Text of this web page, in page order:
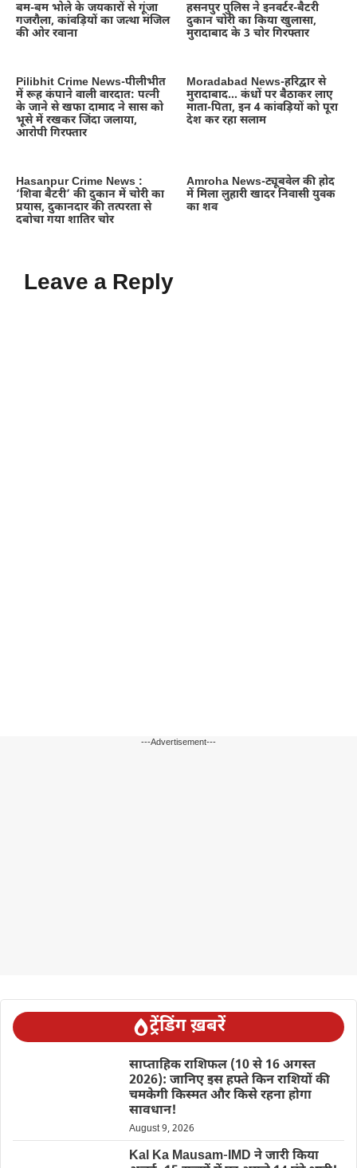
बम-बम भोले के जयकारों से गूंजा
गजरौला, कांवड़ियों का जत्था मंजिल
की ओर रवाना
हसनपुर पुलिस ने इनवर्टर-बैटरी
दुकान चोरी का किया खुलासा,
मुरादाबाद के 3 चोर गिरफ्तार
Pilibhit Crime News-पीलीभीत
में रूह कंपाने वाली वारदात: पत्नी
के जाने से खफा दामाद ने सास को
भूसे में रखकर जिंदा जलाया,
आरोपी गिरफ्तार
Moradabad News-हरिद्वार से
मुरादाबाद… कंधों पर बैठाकर लाए
माता-पिता, इन 4 कांवड़ियों को पूरा
देश कर रहा सलाम
Hasanpur Crime News :
‘शिवा बैटरी’ की दुकान में चोरी का
प्रयास, दुकानदार की तत्परता से
दबोचा गया शातिर चोर
Amroha News-ट्यूबवेल की होद
में मिला लुहारी खादर निवासी युवक
का शव
Leave a Reply
---Advertisement---
ट्रेंडिंग ख़बरें
साप्ताहिक राशिफल (10 से 16 अगस्त
2026): जानिए इस हफ्ते किन राशियों की
चमकेगी किस्मत और किसे रहना होगा
सावधान!
August 9, 2026
Kal Ka Mausam-IMD ने जारी किया